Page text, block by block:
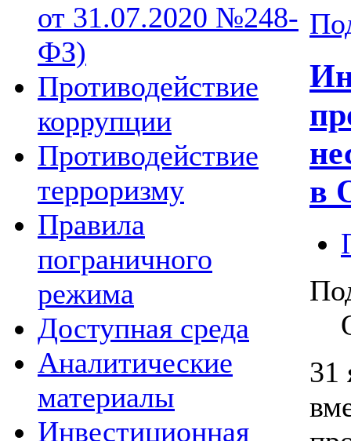
от 31.07.2020 №248-
ФЗ)
Противодействие
коррупции
Противодействие
терроризму
Правила
пограничного
режима
Доступная среда
Аналитические
материалы
Инвестиционная
в
31